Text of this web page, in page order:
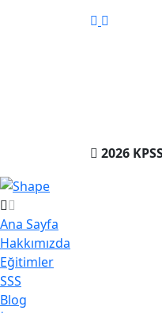
2026
Ana Sayfa
Hakkımızda
Eğitimler
SSS
Blog